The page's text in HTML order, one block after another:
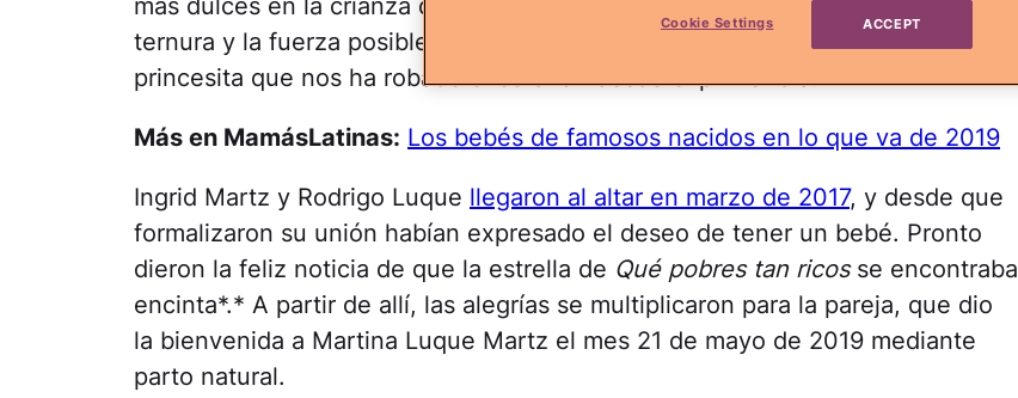
más dulces en la crianza de la niña, aprendiendo a ser mamá con toda la
ternura y la fuerza posible. Disfruta las mejores fotos de esta encantadora
princesita que nos ha robado el corazón desde el primer día.
Más en MamásLatinas: Los bebés de famosos nacidos en lo que va de 2019
Ingrid Martz y Rodrigo Luque llegaron al altar en marzo de 2017, y desde que
formalizaron su unión habían expresado el deseo de tener un bebé. Pronto
dieron la feliz noticia de que la estrella de Qué pobres tan ricosse encontraba
encinta*.* A partir de allí, las alegrías se multiplicaron para la pareja, que dio
la bienvenida a Martina Luque Martz el mes 21 de mayo de 2019 mediante
parto natural.
Cookie Settings ACCEPT